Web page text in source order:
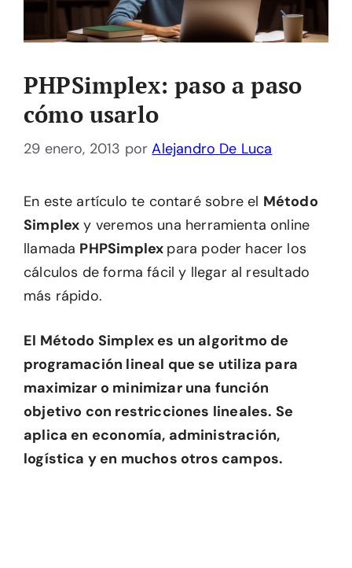
PHPSimplex: paso a paso
cómo usarlo
29 enero, 2013 porAlejandro De Luca
En este artículo te contaré sobre el Método
Simplex y veremos una herramienta online
llamada PHPSimplex para poder hacer los
cálculos de forma fácil y llegar al resultado
más rápido.
El Método Simplex es un algoritmo de
programación lineal que se utiliza para
maximizar o minimizar una función
objetivo con restricciones lineales. Se
aplica en economía, administración,
logística y en muchos otros campos.